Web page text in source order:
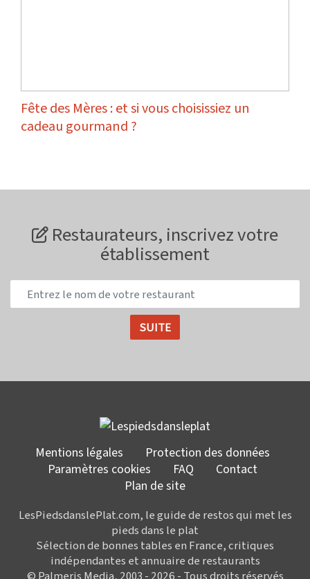
Fête des Mères : et si vous choisissiez un
cadeau gourmand ?
Restaurateurs, inscrivez votre
établissement
Mentions légales
Protection des données
Paramètres cookies
FAQ
Contact
Plan de site
LesPiedsdanslePlat.com, le guide de restos qui met les
pieds dans le plat
Sélection de bonnes tables en France, critiques
indépendantes et annuaire de restaurants
© Palmeris Media, 2003 - 2026 - Tous droits réservés